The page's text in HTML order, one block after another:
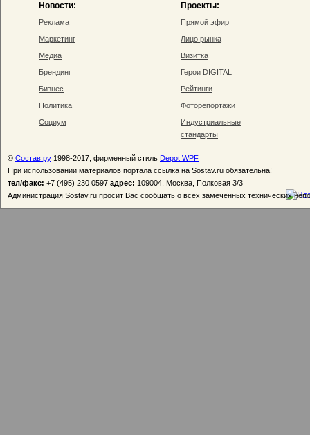
Новости:
Реклама
Маркетинг
Медиа
Брендинг
Бизнес
Политика
Социум
Проекты:
Прямой эфир
Лицо рынка
Визитка
Герои DIGITAL
Рейтинги
Фоторепортажи
Индустриальные
стандарты
© Состав.ру 1998-2017, фирменный стиль Depot WPF
При использовании материалов портала ссылка на Sostav.ru обязательна!
тел/факс: +7 (495) 230 0597 адрес: 109004, Москва, Полковая 3/3
Администрация Sostav.ru просит Вас сообщать о всех замеченных технических